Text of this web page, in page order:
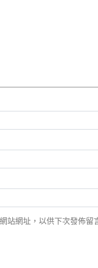
站網址，以供下次發佈留